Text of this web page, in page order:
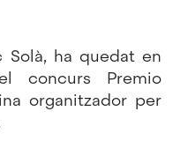
Solà, ha quedat en
concurs Premio
organitzador per